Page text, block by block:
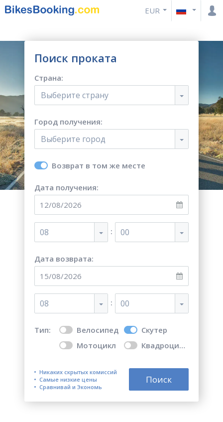
EUR
Поиск проката
Страна:
Выберите страну
Город получения:
Выберите город
Возврат в том же месте
Дата получения:
08 : 00
Дата возврата:
08 : 00
Тип: Велосипед
Скутер
Мотоцикл
Квадроцикл
Никаких скрытых комиссий
Самые низкие цены
Сравнивай и Экономь
Поиск